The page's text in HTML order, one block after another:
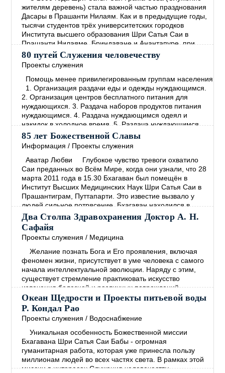
жителям деревень) стала важной частью празднования
Дасары в Прашанти Нилаям. Как и в предыдущие годы,
тысячи студентов трёх университетских городков
Института высшего образования Шри Сатья Саи в
Прашанти Нилаяме, Бриндаване и Анантапуре, при
участии учеников Средней школы Шри Сатья Саи в
Прашанти Нилаяме, наряду с персоналом этих учебных
заведений, приняли участие в Грама Севе
80 путей Служения человечеству
Проекты служения
Помощь менее привилегированным группам населения
1. Организация раздачи еды и одежды нуждающимся.
2. Организация центров бесплатного питания для
нуждающихся. 3. Раздача наборов продуктов питания
нуждающимся. 4. Раздача нуждающимся одеял и
накидок в холодное время. 5. Раздача нуждающимся
пищи, богатой протеином. 6. Установление опеки над
малообеспеченными семьями и организация
систематической помощи. 7. Организация программ
помощи деревням с→
85 лет Божественной Славы
Информация / Проекты служения
Аватар Любви Глубокое чувство тревоги охватило
Саи преданных во Всём Мире, когда они узнали, что 28
марта 2011 года в 15.30 Бхагаван был помещён в
Институт Высших Медицинских Наук Шри Сатья Саи в
Прашантиграм, Путтапарти. Это известие вызвало у
людей сильное потрясение. Бхагаван находился в
госпитале 27 дней, и группа медицинских экспертов
обеспечивала его лучшим лечением, какое только
возможно. Но Бхагаван принял решение закончить
Два Столпа Здравохранения Доктор А. Н.
Сафайя
Проекты служения / Медицина
Желание познать Бога и Его проявления, включая
феномен жизни, присутствует в уме человека с самого
начала интеллектуальной эволюции. Наряду с этим,
существует стремление практиковать искусство
излечения болезней и различных повреждений
человеческой формы. Эти два желания идут рука об
руку. Веды, которые представляют собой самый древний
документ Духовности, изобилуют примерами как мыслей
о Боге, так и мыслей о врачебном искусстве.
Океан Щедрости и Проекты питьевой воды
Р. Кондал Рао
Проекты служения / Водоснабжение
Уникальная особенность Божественной миссии
Бхагавана Шри Сатья Саи Бабы - огромная
гуманитарная работа, которая уже принесла пользу
миллионам людей во всех частях света. В рамках этой
миссии в интересах Служения человечеству